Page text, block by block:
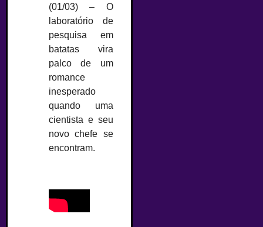
(01/03) – O
laboratório de
pesquisa em
batatas vira
palco de um
romance
inesperado
quando uma
cientista e seu
novo chefe se
encontram.